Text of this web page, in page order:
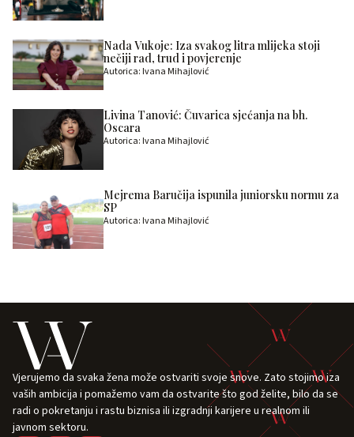
Nada Vukoje: Iza svakog litra mlijeka stoji
nečiji rad, trud i povjerenje
Autorica: Ivana Mihajlović
Livina Tanović: Čuvarica sjećanja na bh.
Oscara
Autorica: Ivana Mihajlović
Mejrema Baručija ispunila juniorsku normu za
SP
Autorica: Ivana Mihajlović
Vjerujemo da svaka žena može ostvariti svoje snove. Zato stojimo iza
vaših ambicija i pomažemo vam da ostvarite što god želite, bilo da se
radi o pokretanju i rastu biznisa ili izgradnji karijere u realnom ili
javnom sektoru.